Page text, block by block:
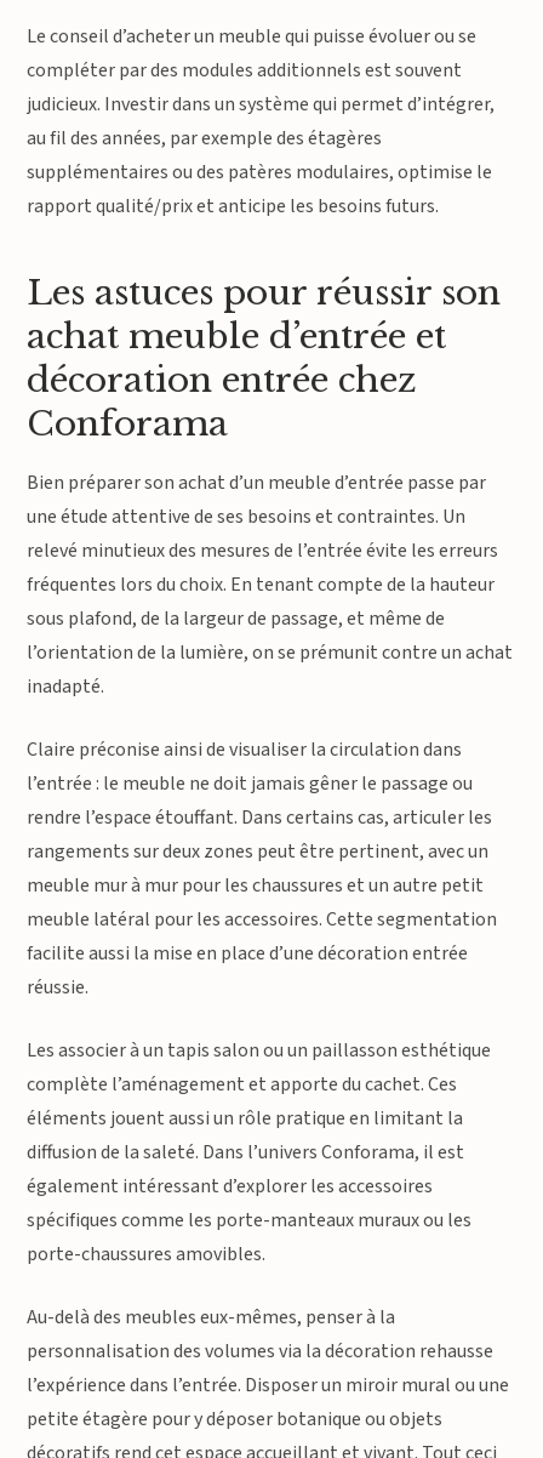
Le conseil d’acheter un meuble qui puisse évoluer ou se
compléter par des modules additionnels est souvent
judicieux. Investir dans un système qui permet d’intégrer,
au fil des années, par exemple des étagères
supplémentaires ou des patères modulaires, optimise le
rapport qualité/prix et anticipe les besoins futurs.
Les astuces pour réussir son
achat meuble d’entrée et
décoration entrée chez
Conforama
Bien préparer son achat d’un meuble d’entrée passe par
une étude attentive de ses besoins et contraintes. Un
relevé minutieux des mesures de l’entrée évite les erreurs
fréquentes lors du choix. En tenant compte de la hauteur
sous plafond, de la largeur de passage, et même de
l’orientation de la lumière, on se prémunit contre un achat
inadapté.
Claire préconise ainsi de visualiser la circulation dans
l’entrée : le meuble ne doit jamais gêner le passage ou
rendre l’espace étouffant. Dans certains cas, articuler les
rangements sur deux zones peut être pertinent, avec un
meuble mur à mur pour les chaussures et un autre petit
meuble latéral pour les accessoires. Cette segmentation
facilite aussi la mise en place d’une décoration entrée
réussie.
Les associer à un tapis salon ou un paillasson esthétique
complète l’aménagement et apporte du cachet. Ces
éléments jouent aussi un rôle pratique en limitant la
diffusion de la saleté. Dans l’univers Conforama, il est
également intéressant d’explorer les accessoires
spécifiques comme les porte-manteaux muraux ou les
porte-chaussures amovibles.
Au-delà des meubles eux-mêmes, penser à la
personnalisation des volumes via la décoration rehausse
l’expérience dans l’entrée. Disposer un miroir mural ou une
petite étagère pour y déposer botanique ou objets